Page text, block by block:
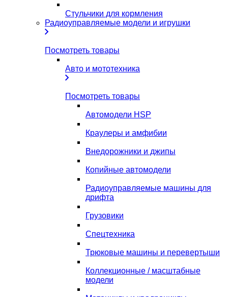
Стульчики для кормления
Радиоуправляемые модели и игрушки
Посмотреть товары
Авто и мототехника
Посмотреть товары
Автомодели HSP
Краулеры и амфибии
Внедорожники и джипы
Копийные автомодели
Радиоуправляемые машины для
дрифта
Грузовики
Спецтехника
Трюковые машины и перевертыши
Коллекционные / масштабные
модели